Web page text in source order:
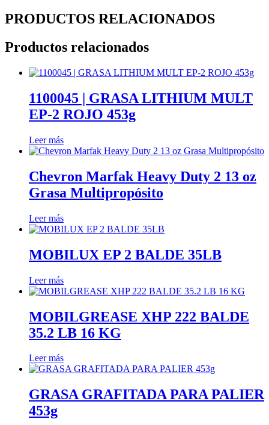
PRODUCTOS RELACIONADOS
Productos relacionados
1100045 | GRASA LITHIUM MULT
EP-2 ROJO 453g
Leer más
Chevron Marfak Heavy Duty 2 13 oz
Grasa Multipropósito
Leer más
MOBILUX EP 2 BALDE 35LB
Leer más
MOBILGREASE XHP 222 BALDE
35.2 LB 16 KG
Leer más
GRASA GRAFITADA PARA PALIER
453g